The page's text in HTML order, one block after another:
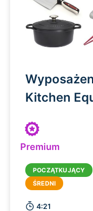
Kitchen
Premium
4:21